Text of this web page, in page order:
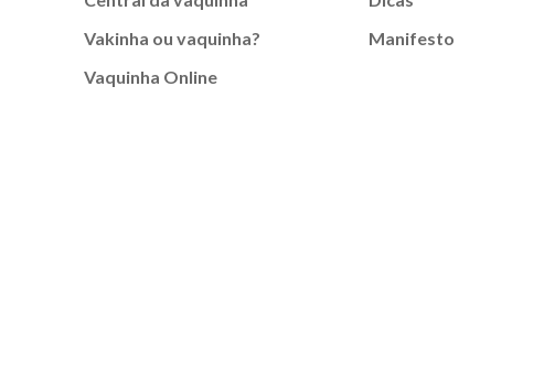
Vakinha ou vaquinha?
Vaquinha Online
Manifesto